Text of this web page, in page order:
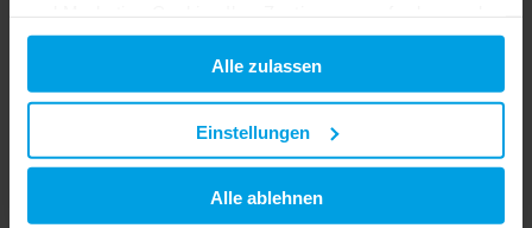
auch außerhalb der EU/EWR, z.B. in den USA,
verarbeitet werden, wo Ihre Daten nicht mit den gleichen
Datenschutzstandards geschützt sind wie in der EU.
Ihre Einwilligung erteilen Sie mit "Alle zulassen" oder
Weitere Informationen und Details zu unseren Partnern
Alle zulassen
Einstellungen
Alle ablehnen